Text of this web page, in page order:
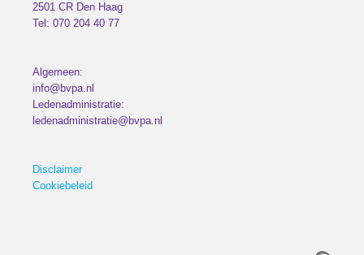
2501 CR Den Haag
Tel: 070 204 40 77
Algemeen:
info@bvpa.nl
Ledenadministratie:
ledenadministratie@bvpa.nl
Disclaimer
Cookiebeleid